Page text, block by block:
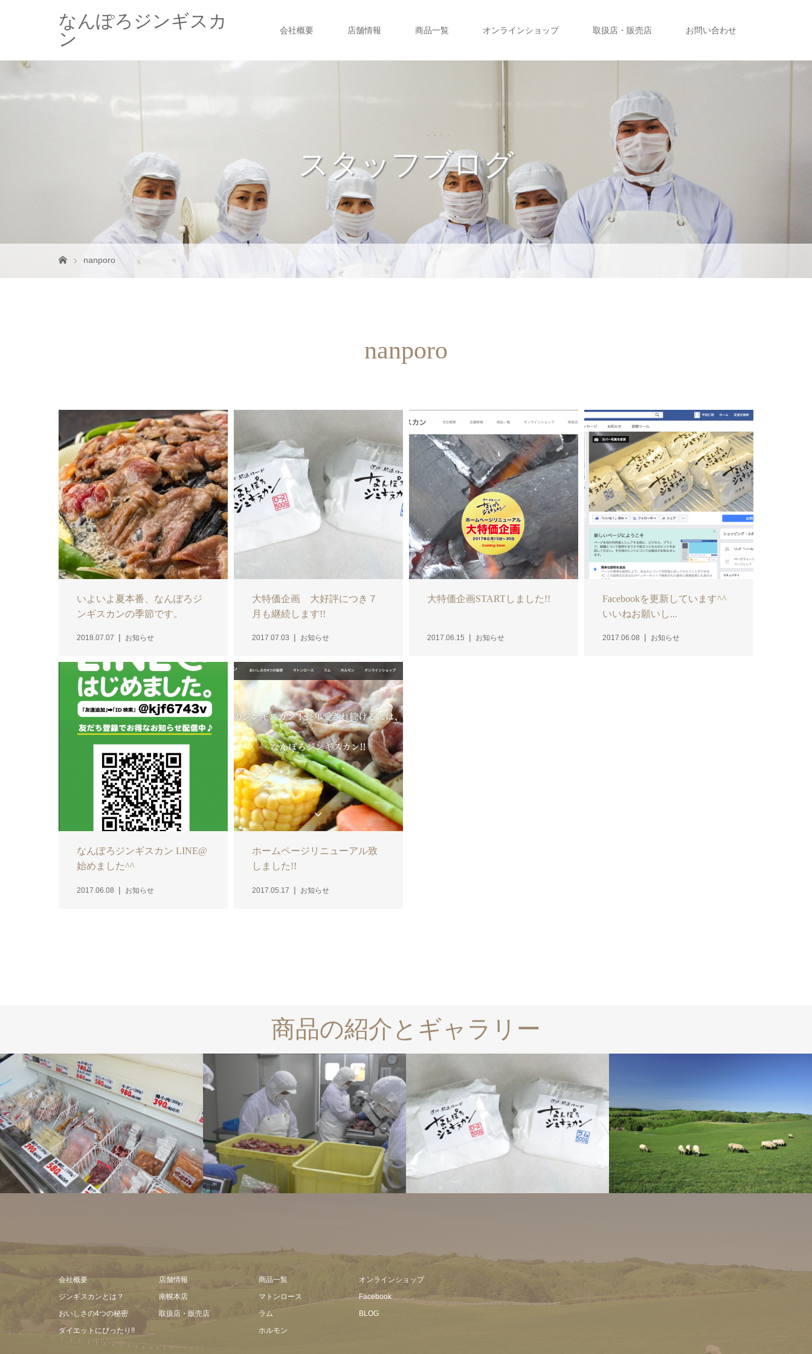
なんぽろジンギスカ
ン
会社概要 店舗情報 商品一覧 オンラインショップ 取扱店・販売店 お問い合わせ
スタッフブログ
nanporo
nanporo
いよいよ夏本番、なんぽろジ
ンギスカンの季節です。
2018.07.07 お知らせ
大特価企画 大好評につき７
月も継続します!!
2017.07.03 お知らせ
大特価企画STARTしました!!
2017.06.15 お知らせ
Facebookを更新しています^^
いいねお願いし...
2017.06.08 お知らせ
なんぽろジンギスカン LINE@
始めました^^
2017.06.08 お知らせ
ホームページリニューアル致
しました!!
2017.05.17 お知らせ
商品の紹介とギャラリー
なんぽろジンギスカン 商品紹介
会社概要
ジンギスカンとは？
おいしさの4つの秘密
ダイエットにぴったり!!
店舗情報
南幌本店
取扱店・販売店
商品一覧
マトンロース
ラム
ホルモン
オンラインショップ
Facebook
BLOG